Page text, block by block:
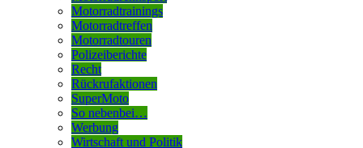
Motorradtrainings
Motorradtreffen
Motorradtouren
Polizeiberichte
Recht
Rückrufaktionen
SuperMoto
So nebenbei…
Werbung
Wirtschaft und Politik